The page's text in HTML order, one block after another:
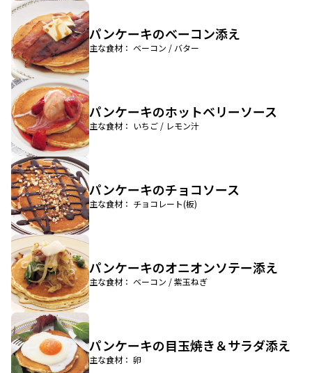
パンケーキのベーコン添え
主な食材： ベーコン / バター
パンケーキのホットベリーソース
主な食材： いちご / レモン汁
パンケーキのチョコソース
主な食材： チョコレート(板)
パンケーキのオニオンソテー添え
主な食材： ベーコン / 紫玉ねぎ
パンケーキの目玉焼き＆サラダ添え
主な食材： 卵